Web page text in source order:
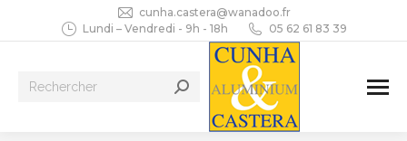
cunha.castera@wanadoo.fr
Lundi – Vendredi - 9h - 18h
05 62 61 83 39
Recherche